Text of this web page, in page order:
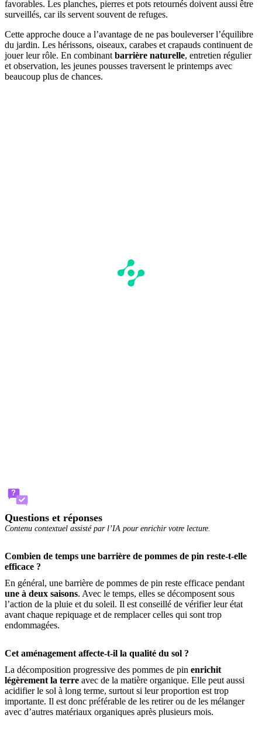
favorables. Les planches, pierres et pots retournés doivent aussi être
surveillés, car ils servent souvent de refuges.
Cette approche douce a l’avantage de ne pas bouleverser l’équilibre
du jardin. Les hérissons, oiseaux, carabes et crapauds continuent de
jouer leur rôle. En combinant barrière naturelle, entretien régulier
et observation, les jeunes pousses traversent le printemps avec
beaucoup plus de chances.
?
Questions et réponses
Contenu contextuel assisté par l’IA pour enrichir votre lecture.
Combien de temps une barrière de pommes de pin reste-t-elle
efficace ?
En général, une barrière de pommes de pin reste efficace pendant
une à deux saisons. Avec le temps, elles se décomposent sous
l’action de la pluie et du soleil. Il est conseillé de vérifier leur état
avant chaque repiquage et de remplacer celles qui sont trop
endommagées.
Cet aménagement affecte-t-il la qualité du sol ?
La décomposition progressive des pommes de pin enrichit
légèrement la terre avec de la matière organique. Elle peut aussi
acidifier le sol à long terme, surtout si leur proportion est trop
importante. Il est donc préférable de les retirer ou de les mélanger
avec d’autres matériaux organiques après plusieurs mois.